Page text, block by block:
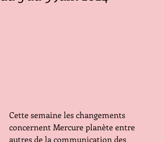
Cette semaine les changements
concernent Mercure planète entre
autres de la communication des